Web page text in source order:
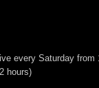
every Saturday from
hours)